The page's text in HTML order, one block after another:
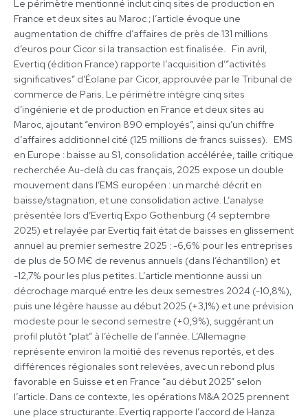
Le périmètre mentionné inclut cinq sites de production en
France et deux sites au Maroc ; l’article évoque une
augmentation de chiffre d’affaires de près de 131 millions
d’euros pour Cicor si la transaction est finalisée. Fin avril,
Evertiq (édition France) rapporte l’acquisition d’“activités
significatives” d’Éolane par Cicor, approuvée par le Tribunal de
commerce de Paris. Le périmètre intègre cinq sites
d’ingénierie et de production en France et deux sites au
Maroc, ajoutant “environ 890 employés”, ainsi qu’un chiffre
d’affaires additionnel cité (125 millions de francs suisses). EMS
en Europe : baisse au S1, consolidation accélérée, taille critique
recherchée Au-delà du cas français, 2025 expose un double
mouvement dans l’EMS européen : un marché décrit en
baisse/stagnation, et une consolidation active. L’analyse
présentée lors d’Evertiq Expo Gothenburg (4 septembre
2025) et relayée par Evertiq fait état de baisses en glissement
annuel au premier semestre 2025 : -6,6% pour les entreprises
de plus de 50 M€ de revenus annuels (dans l’échantillon) et
-12,7% pour les plus petites. L’article mentionne aussi un
décrochage marqué entre les deux semestres 2024 (-10,8%),
puis une légère hausse au début 2025 (+3,1%) et une prévision
modeste pour le second semestre (+0,9%), suggérant un
profil plutôt “plat” à l’échelle de l’année. L’Allemagne
représente environ la moitié des revenus reportés, et des
différences régionales sont relevées, avec un rebond plus
favorable en Suisse et en France “au début 2025” selon
l’article. Dans ce contexte, les opérations M&A 2025 prennent
une place structurante. Evertiq rapporte l’accord de Hanza